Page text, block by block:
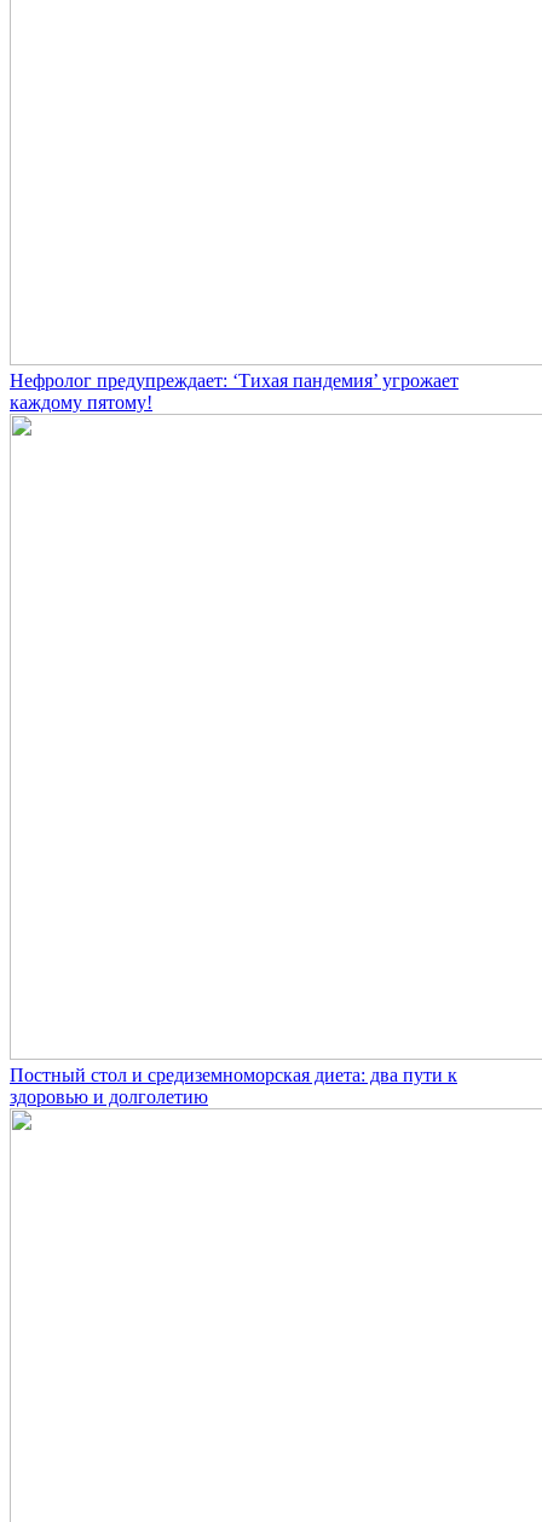
Нефролог предупреждает: ‘Тихая пандемия’ угрожает
каждому пятому!
Постный стол и средиземноморская диета: два пути к
здоровью и долголетию